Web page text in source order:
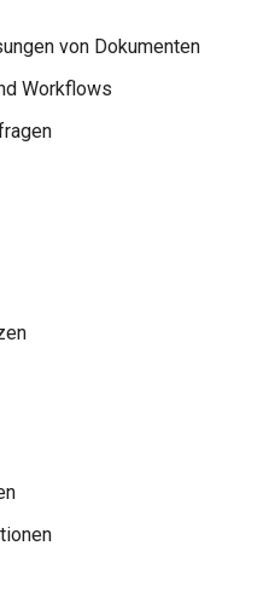
von Dokumenten
Workflows